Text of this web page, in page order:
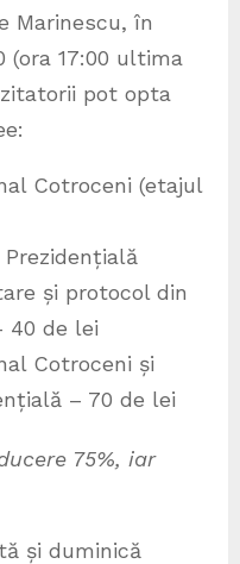
Marinescu, în
(ora 17:00 ultima
pot opta
Cotroceni (etajul
și protocol din
40 de lei
Cotroceni și
– 70 de lei
75%, iar
și duminică